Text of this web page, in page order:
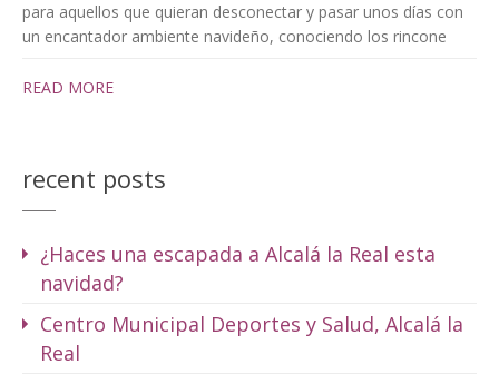
para aquellos que quieran desconectar y pasar unos días con
un encantador ambiente navideño, conociendo los rincone
READ MORE
recent posts
¿Haces una escapada a Alcalá la Real esta
navidad?
Centro Municipal Deportes y Salud, Alcalá la
Real